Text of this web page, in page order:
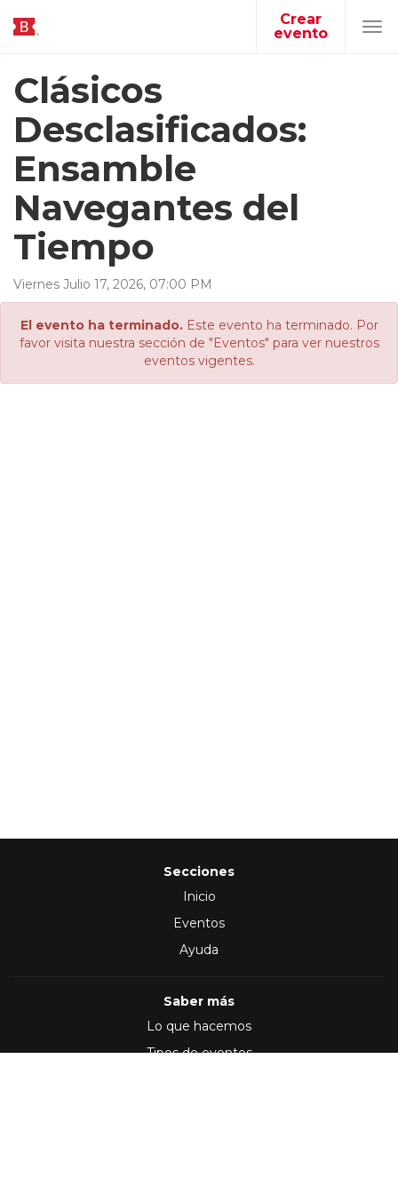
Crear
evento
Clásicos
Desclasificados:
Ensamble
Navegantes del
Tiempo
Viernes Julio 17, 2026, 07:00 PM
El evento ha terminado.Este evento ha terminado. Por
favor visita nuestra sección de "Eventos" para ver nuestros
eventos vigentes.
Secciones
Inicio
Eventos
Ayuda
Saber más
Lo que hacemos
Tipos de eventos